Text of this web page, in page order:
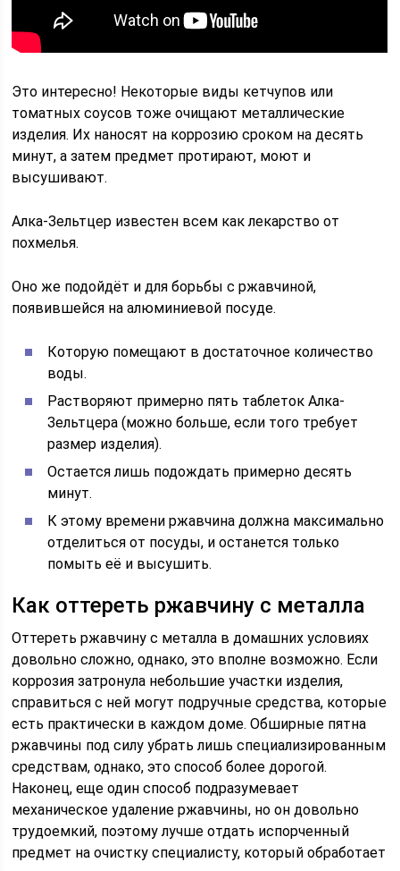
Это интересно! Некоторые виды кетчупов или
томатных соусов тоже очищают металлические
изделия. Их наносят на коррозию сроком на десять
минут, а затем предмет протирают, моют и
высушивают.
Алка-Зельтцер известен всем как лекарство от
похмелья.
Оно же подойдёт и для борьбы с ржавчиной,
появившейся на алюминиевой посуде.
Которую помещают в достаточное количество
воды.
Растворяют примерно пять таблеток Алка-
Зельтцера (можно больше, если того требует
размер изделия).
Остается лишь подождать примерно десять
минут.
К этому времени ржавчина должна максимально
отделиться от посуды, и останется только
помыть её и высушить.
Как оттереть ржавчину с металла
Оттереть ржавчину с металла в домашних условиях
довольно сложно, однако, это вполне возможно. Если
коррозия затронула небольшие участки изделия,
справиться с ней могут подручные средства, которые
есть практически в каждом доме. Обширные пятна
ржавчины под силу убрать лишь специализированным
средствам, однако, это способ более дорогой.
Наконец, еще один способ подразумевает
механическое удаление ржавчины, но он довольно
трудоемкий, поэтому лучше отдать испорченный
предмет на очистку специалисту, который обработает